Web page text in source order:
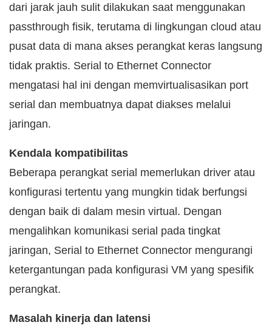
dari jarak jauh sulit dilakukan saat menggunakan
passthrough fisik, terutama di lingkungan cloud atau
pusat data di mana akses perangkat keras langsung
tidak praktis. Serial to Ethernet Connector
mengatasi hal ini dengan memvirtualisasikan port
serial dan membuatnya dapat diakses melalui
jaringan.
Kendala kompatibilitas
Beberapa perangkat serial memerlukan driver atau
konfigurasi tertentu yang mungkin tidak berfungsi
dengan baik di dalam mesin virtual. Dengan
mengalihkan komunikasi serial pada tingkat
jaringan, Serial to Ethernet Connector mengurangi
ketergantungan pada konfigurasi VM yang spesifik
perangkat.
Masalah kinerja dan latensi